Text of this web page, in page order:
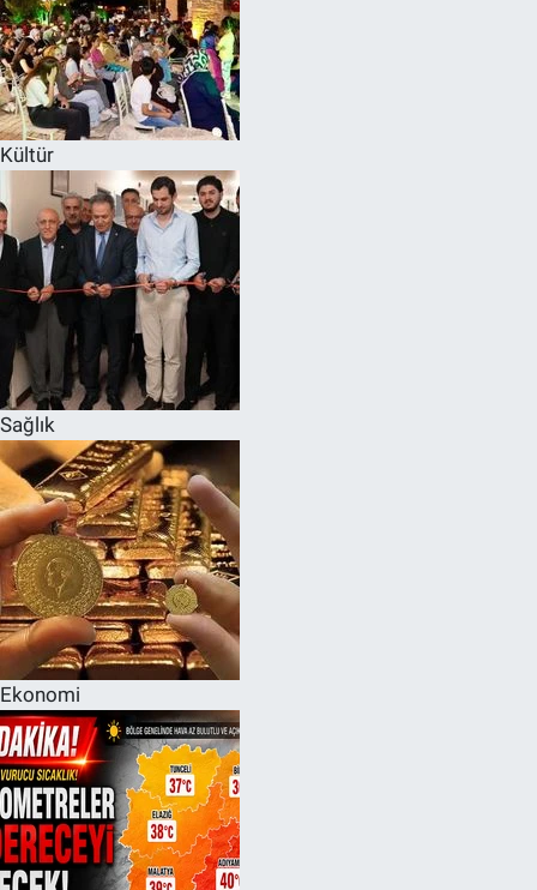
Kültür
Sağlık
Ekonomi